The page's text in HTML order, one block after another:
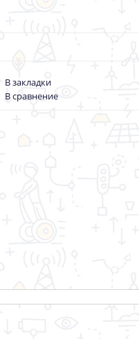
В закладки
В сравнение